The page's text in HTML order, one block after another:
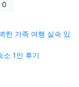
0
한 가족 여행 실속 있
소 1인 후기